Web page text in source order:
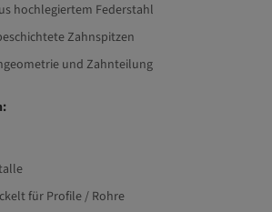
hochlegiertem Federstahl
Zahnspitzen
und Zahnteilung
für Profile / Rohre